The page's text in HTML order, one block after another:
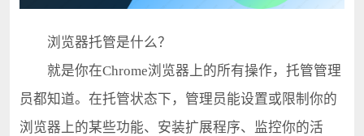
浏览器托管是什么？
就是你在Chrome浏览器上的所有操作，托管管理
员都知道。在托管状态下，管理员能设置或限制你的
浏览器上的某些功能、安装扩展程序、监控你的活